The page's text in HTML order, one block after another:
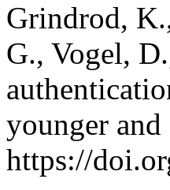
Grindrod,
G., Vogel,
younger
https://